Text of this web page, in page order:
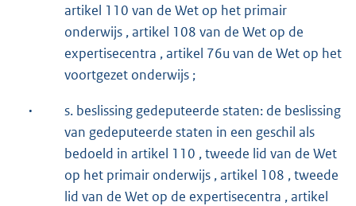
artikel 110 van de Wet op het primair
onderwijs , artikel 108 van de Wet op de
expertisecentra , artikel 76u van de Wet op het
voortgezet onderwijs ;
·
s. beslissing gedeputeerde staten: de beslissing
van gedeputeerde staten in een geschil als
bedoeld in artikel 110 , tweede lid van de Wet
op het primair onderwijs , artikel 108 , tweede
lid van de Wet op de expertisecentra , artikel